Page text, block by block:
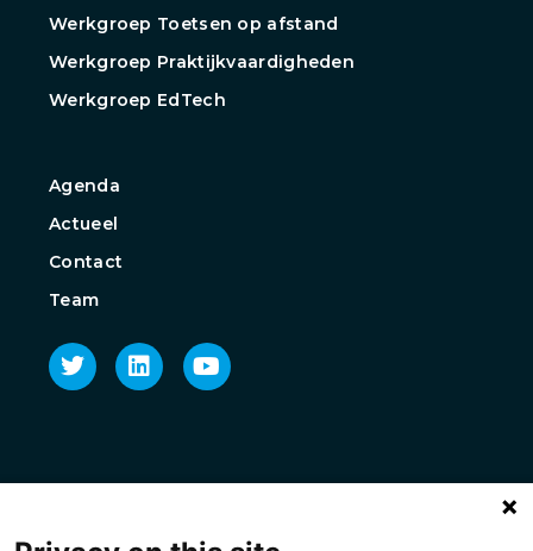
Werkgroep Toetsen op afstand
Werkgroep Praktijkvaardigheden
Werkgroep EdTech
Agenda
Actueel
Contact
Team